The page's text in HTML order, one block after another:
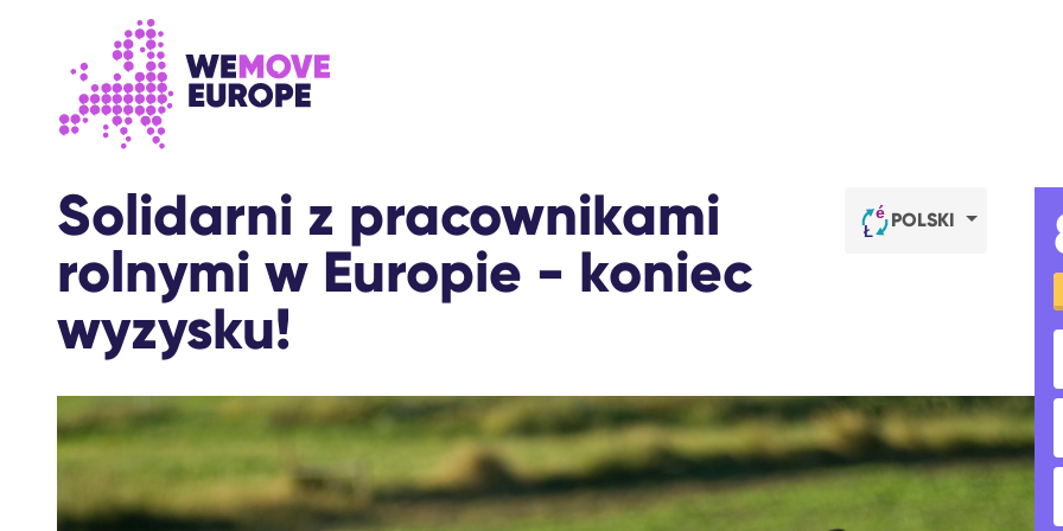
POLSKI
Solidarni z pracownikami
rolnymi w Europie - koniec
wyzysku!